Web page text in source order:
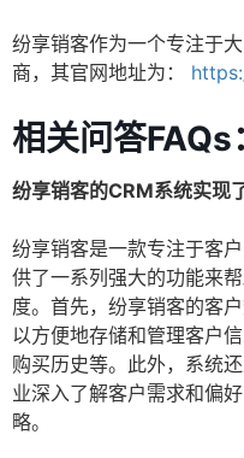
纷享销客作为一个专注于
商，其官网地址为：
相关问答FAQs：
纷享销客的CRM系统实现
纷享销客是一款专注于客
供了一系列强大的功能来
度。首先，纷享销客的客
以方便地存储和管理客户
购买历史等。此外，系统
业深入了解客户需求和偏
略。